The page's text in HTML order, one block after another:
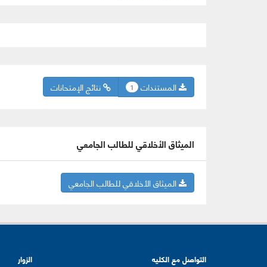
نتائج الإمتحانات المستندات 1
الميثاق الأخلاقي للطالب الجامعي
الميثاق الأخلاقي للطالب الجامعي
الزوار التواصل مع الكليه